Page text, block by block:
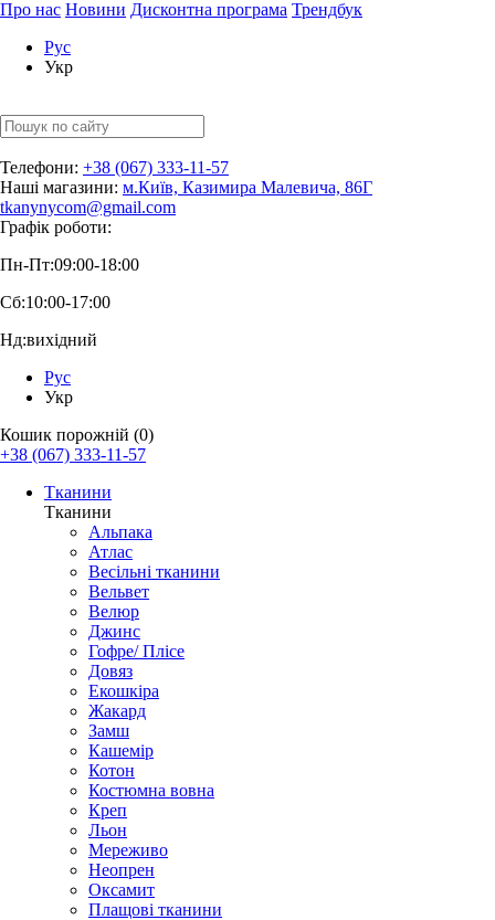
Про нас Новини Дисконтна програма Трендбук
Рус
Укр
Телефони: +38 (067) 333-11-57
Наші магазини: м.Київ, Казимира Малевича, 86Г
tkanynycom@gmail.com
Графік роботи:
Пн-Пт:09:00-18:00
Сб:10:00-17:00
Нд:вихідний
Рус
Укр
Кошик порожній (0)
+38 (067) 333-11-57
Тканини
Тканини
Альпака
Атлас
Весільні тканини
Вельвет
Велюр
Джинс
Гофре/ Плісе
Довяз
Екошкіра
Жакард
Замш
Кашемір
Котон
Костюмна вовна
Креп
Льон
Мереживо
Неопрен
Оксамит
Плащові тканини